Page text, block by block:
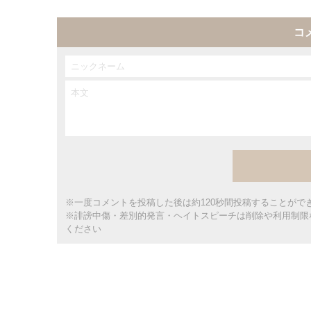
コ
※一度コメントを投稿した後は約120秒間投稿することがで
※誹謗中傷・差別的発言・ヘイトスピーチは削除や利用制
ください